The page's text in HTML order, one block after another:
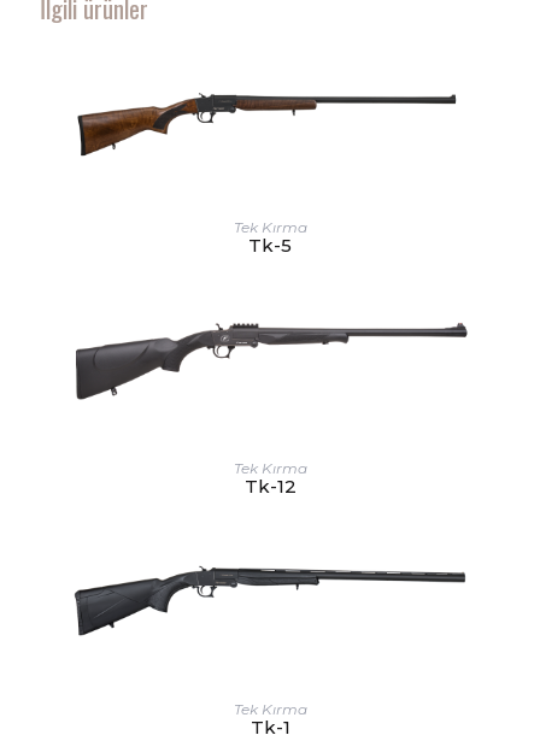
İlgili ürünler
Tek Kırma
Tk-5
Tek Kırma
Tk-12
Tek Kırma
Tk-1